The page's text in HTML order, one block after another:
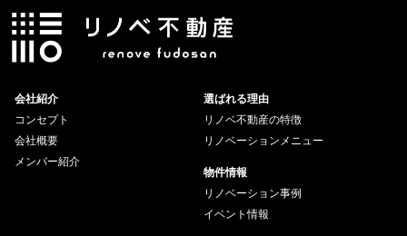
会社紹介
コンセプト
会社概要
メンバー紹介
選ばれる理由
リノベ不動産の特徴
リノベーションメニュー
物件情報
リノベーション事例
イベント情報